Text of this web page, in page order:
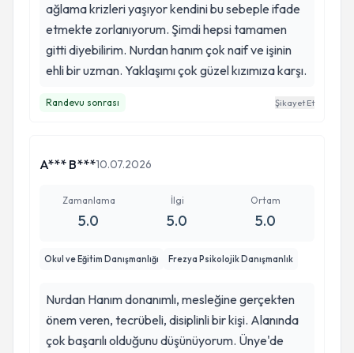
ağlama krizleri yaşıyor kendini bu sebeple ifade
etmekte zorlanıyorum. Şimdi hepsi tamamen
gitti diyebilirim. Nurdan hanım çok naif ve işinin
ehli bir uzman. Yaklaşımı çok güzel kızımıza karşı.
Randevu sonrası Şikayet Et
A*** B***10.07.2026
Zamanlama
5.0
İlgi
5.0
Ortam
5.0
Okul ve Eğitim Danışmanlığı Frezya Psikolojik Danışmanlık
Nurdan Hanım donanımlı, mesleğine gerçekten
önem veren, tecrübeli, disiplinli bir kişi. Alanında
çok başarılı olduğunu düşünüyorum. Ünye'de